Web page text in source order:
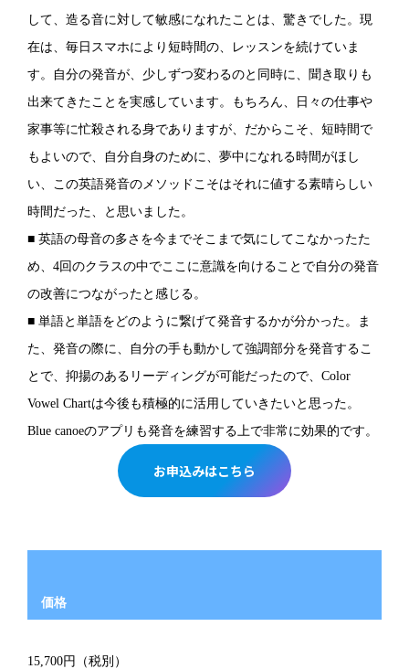
して、造る音に対して敏感になれたことは、驚きでした。現
在は、毎日スマホにより短時間の、レッスンを続けていま
す。自分の発音が、少しずつ変わるのと同時に、聞き取りも
出来てきたことを実感しています。もちろん、日々の仕事や
家事等に忙殺される身でありますが、だからこそ、短時間で
もよいので、自分自身のために、夢中になれる時間がほし
い、この英語発音のメソッドこそはそれに値する素晴らしい
時間だった、と思いました。
■ 英語の母音の多さを今までそこまで気にしてこなかったた
め、4回のクラスの中でここに意識を向けることで自分の発音
の改善につながったと感じる。
■ 単語と単語をどのように繋げて発音するかが分かった。ま
た、発音の際に、自分の手も動かして強調部分を発音するこ
とで、抑揚のあるリーディングが可能だったので、Color
Vowel Chartは今後も積極的に活用していきたいと思った。
Blue canoeのアプリも発音を練習する上で非常に効果的です。
お申込みはこちら
価格
15,700円（税別）